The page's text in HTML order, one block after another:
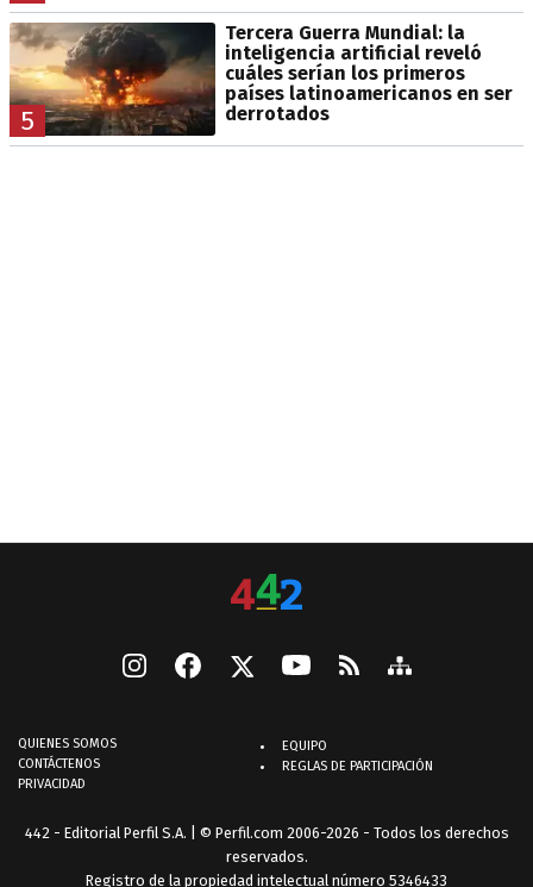
5
Tercera Guerra Mundial: la
inteligencia artificial reveló
cuáles serían los primeros
países latinoamericanos en ser
derrotados
QUIENES SOMOS
CONTÁCTENOS
PRIVACIDAD
EQUIPO
REGLAS DE PARTICIPACIÓN
442 - Editorial Perfil S.A. | © Perfil.com 2006-2026 - Todos los derechos
reservados.
Registro de la propiedad intelectual número 5346433